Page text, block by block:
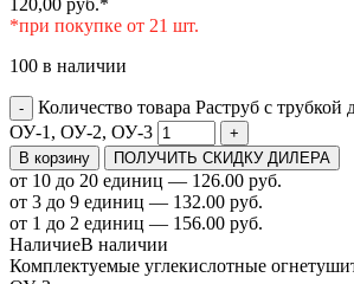
120,00 руб.*
*при покупке от 21 шт.
100 в наличии
-
Количество товара Раструб с трубкой
ОУ-1, ОУ-2, ОУ-3
+
В корзину
ПОЛУЧИТЬ СКИДКУ ДИЛЕРА
от 10 до 20 единиц — 126.00 руб.
от 3 до 9 единиц — 132.00 руб.
от 1 до 2 единиц — 156.00 руб.
НаличиеВ наличии
Комплектуемые углекислотные